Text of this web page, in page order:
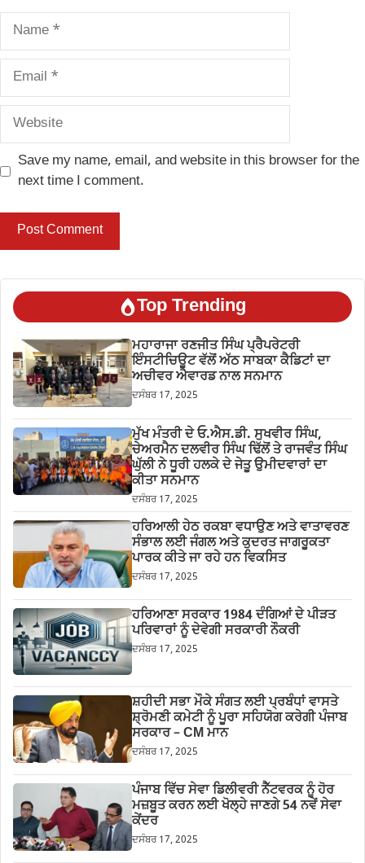
Name
Email
Website
Save my name, email, and website in this browser for the
next time I comment.
Top Trending
ਮਹਾਰਾਜਾ ਰਣਜੀਤ ਸਿੰਘ ਪ੍ਰੈਪਰੇਟਰੀ
ਇੰਸਟੀਚਿਊਟ ਵੱਲੋਂ ਅੱਠ ਸਾਬਕਾ ਕੈਡਿਟਾਂ ਦਾ
ਅਚੀਵਰ ਐਵਾਰਡ ਨਾਲ ਸਨਮਾਨ
ਦਸੰਬਰ 17, 2025
ਮੁੱਖ ਮੰਤਰੀ ਦੇ ਓ.ਐਸ.ਡੀ. ਸੁਖਵੀਰ ਸਿੰਘ,
ਚੇਅਰਮੈਨ ਦਲਵੀਰ ਸਿੰਘ ਢਿੱਲੋਂ ਤੇ ਰਾਜਵੰਤ ਸਿੰਘ
ਘੁੱਲੀ ਨੇ ਧੂਰੀ ਹਲਕੇ ਦੇ ਜੇਤੂ ਉਮੀਦਵਾਰਾਂ ਦਾ
ਕੀਤਾ ਸਨਮਾਨ
ਦਸੰਬਰ 17, 2025
ਹਰਿਆਲੀ ਹੇਠ ਰਕਬਾ ਵਧਾਉਣ ਅਤੇ ਵਾਤਾਵਰਣ
ਸੰਭਾਲ ਲਈ ਜੰਗਲ ਅਤੇ ਕੁਦਰਤ ਜਾਗਰੂਕਤਾ
ਪਾਰਕ ਕੀਤੇ ਜਾ ਰਹੇ ਹਨ ਵਿਕਸਿਤ
ਦਸੰਬਰ 17, 2025
ਹਰਿਆਣਾ ਸਰਕਾਰ 1984 ਦੰਗਿਆਂ ਦੇ ਪੀੜਤ
ਪਰਿਵਾਰਾਂ ਨੂੰ ਦੇਵੇਗੀ ਸਰਕਾਰੀ ਨੌਕਰੀ
ਦਸੰਬਰ 17, 2025
ਸ਼ਹੀਦੀ ਸਭਾ ਮੌਕੇ ਸੰਗਤ ਲਈ ਪ੍ਰਬੰਧਾਂ ਵਾਸਤੇ
ਸ਼੍ਰੋਮਣੀ ਕਮੇਟੀ ਨੂੰ ਪੂਰਾ ਸਹਿਯੋਗ ਕਰੇਗੀ ਪੰਜਾਬ
ਸਰਕਾਰ – CM ਮਾਨ
ਦਸੰਬਰ 17, 2025
ਪੰਜਾਬ ਵਿੱਚ ਸੇਵਾ ਡਿਲੀਵਰੀ ਨੈੱਟਵਰਕ ਨੂੰ ਹੋਰ
ਮਜ਼ਬੂਤ ਕਰਨ ਲਈ ਖੋਲ੍ਹੇ ਜਾਣਗੇ 54 ਨਵੇਂ ਸੇਵਾ
ਕੇਂਦਰ
ਦਸੰਬਰ 17, 2025